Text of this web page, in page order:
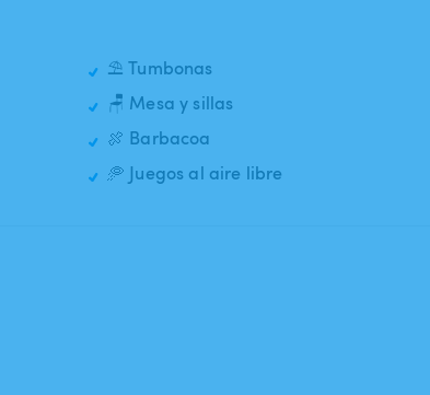
⛱️ Tumbonas
🪑 Mesa y sillas
🍖 Barbacoa
🥏 Juegos al aire libre